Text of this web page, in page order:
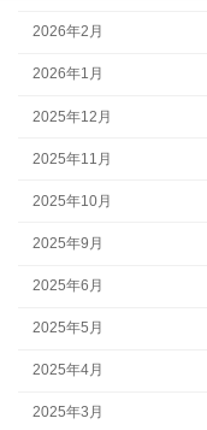
2026年2月
2026年1月
2025年12月
2025年11月
2025年10月
2025年9月
2025年6月
2025年5月
2025年4月
2025年3月